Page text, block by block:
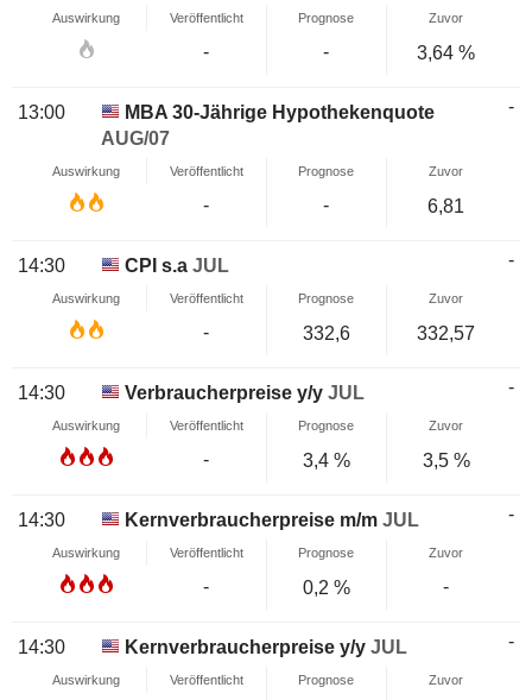
Auswirkung Veröffentlicht Prognose Zuvor
- - 3,64 %
13:00
MBA 30-Jährige Hypothekenquote
AUG/07
-
Auswirkung Veröffentlicht Prognose Zuvor
- - 6,81
14:30 CPI s.a JUL -
Auswirkung Veröffentlicht Prognose Zuvor
- 332,6 332,57
14:30 Verbraucherpreise y/y JUL -
Auswirkung Veröffentlicht Prognose Zuvor
- 3,4 % 3,5 %
14:30 Kernverbraucherpreise m/m JUL -
Auswirkung Veröffentlicht Prognose Zuvor
- 0,2 % -
14:30 Kernverbraucherpreise y/y JUL -
Auswirkung Veröffentlicht Prognose Zuvor